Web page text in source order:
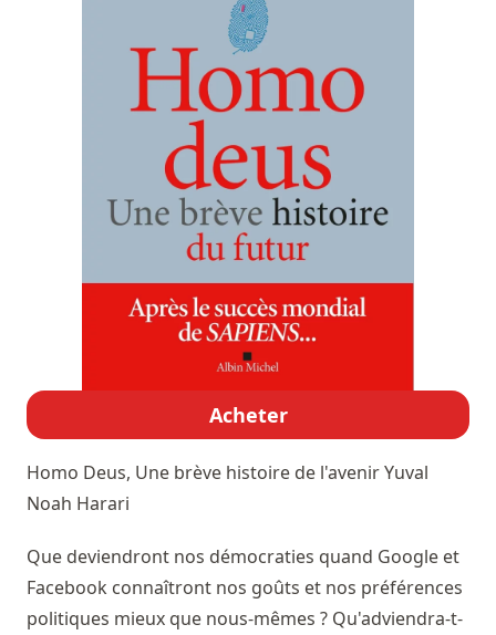
Acheter
Homo Deus, Une brève histoire de l'avenirYuval
Noah Harari
Que deviendront nos démocraties quand Google et
Facebook connaîtront nos goûts et nos préférences
politiques mieux que nous-mêmes ? Qu'adviendra-t-